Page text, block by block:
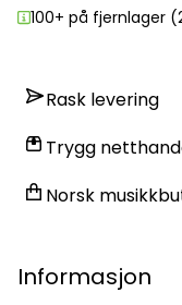
100+ på fjernlager
Rask levering
Trygg
Norsk
Informasjon